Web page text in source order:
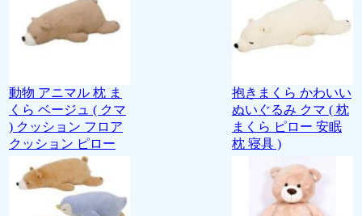
動物 アニマル 枕 ま
くら ベージュ ( クマ
) クッション フロア
クッション ピロー
抱きまくら かわいい
ぬいぐるみ クマ ( 枕
まくら ピロー 安眠
枕 寝具 )